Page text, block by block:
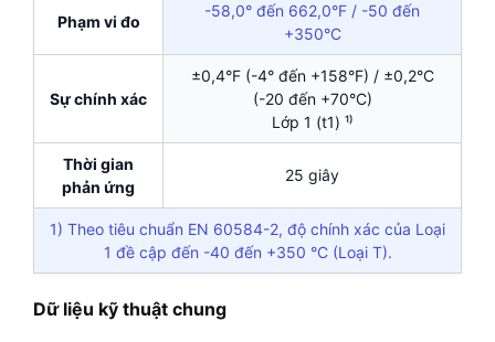
Phạm vi đo
-58,0° đến 662,0°F / -50 đến
+350°C
Sự chính xác
±0,4°F (-4° đến +158°F) / ±0,2°C
(-20 đến +70°C)
Lớp 1 (t1) ¹⁾
Thời gian
phản ứng
25 giây
1) Theo tiêu chuẩn EN 60584-2, độ chính xác của Loại
1 đề cập đến -40 đến +350 °C (Loại T).
Dữ liệu kỹ thuật chung